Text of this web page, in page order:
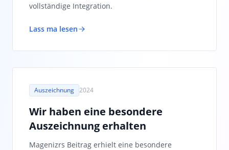
vollständige Integration.
Lass ma lesen
Auszeichnung 2024
Wir haben eine besondere
Auszeichnung erhalten
Magenizrs Beitrag erhielt eine besondere